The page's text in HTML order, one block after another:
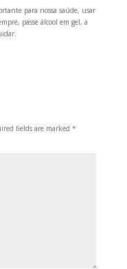
para nossa saúde, usar
passe álcool em gel, a
fields are marked *